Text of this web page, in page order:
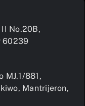
No.20B,
60239
MJ.1/881,
Mantrijeron,